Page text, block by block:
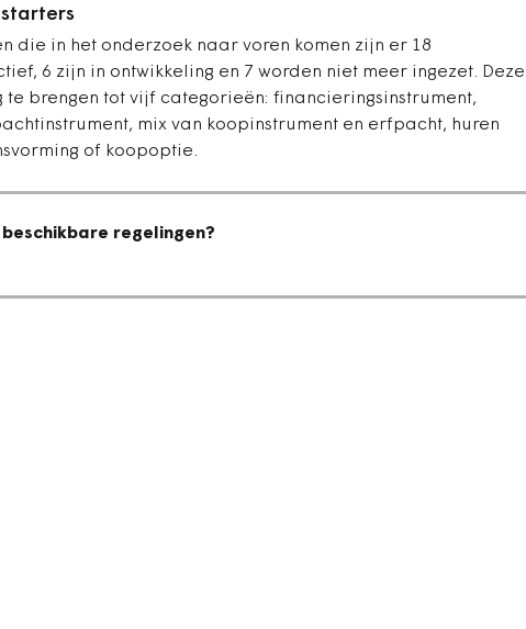
die in het onderzoek naar voren komen zijn er 18
6 zijn in ontwikkeling en 7 worden niet meer ingezet. Deze
brengen tot vijf categorieën: financieringsinstrument,
mix van koopinstrument en erfpacht, huren
of koopoptie.
regelingen?